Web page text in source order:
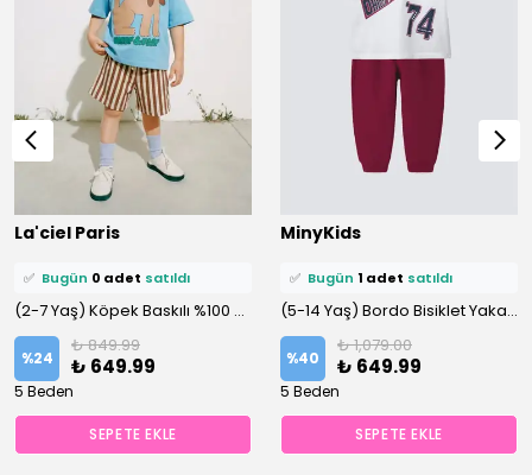
La'ciel Paris
⭐️ Bu ürünü0 kişifavoriledi!
✅ Bugün 0 adet satıldı
(2-7 Yaş) Köpek Baskılı %100 Pamuklu Şortlu Altüst Takım
%24
₺ 849.99
₺ 649.99
5 Beden
SEPETE EKLE
MinyKids
2 kişi
✅ Bugün 1 adet satıldı
(5-14 Yaş) Bordo Bisiklet Yaka %100 Pamuklu Altüst Takım
%40
₺ 1,079.00
₺ 649.99
5 Beden
SEPETE EKLE